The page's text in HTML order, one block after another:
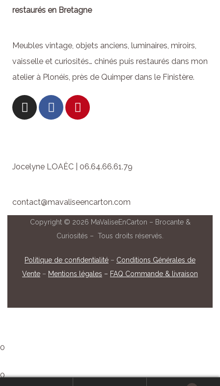
restaurés en Bretagne
Meubles vintage, objets anciens, luminaires, miroirs,
vaisselle et curiosités… chinés puis restaurés dans mon
atelier à Plonéis, près de Quimper dans le Finistère.
Jocelyne LOAËC | 06.64.66.61.79
contact@mavaliseencarton.com
Copyright © 2026 MaValiseEnCarton – Brocante &
Curiosités – Tous droits réservés.
Politique de confidentialité – Conditions Générales de
Vente – Mentions légales – FAQ Commande & livraison
0
0